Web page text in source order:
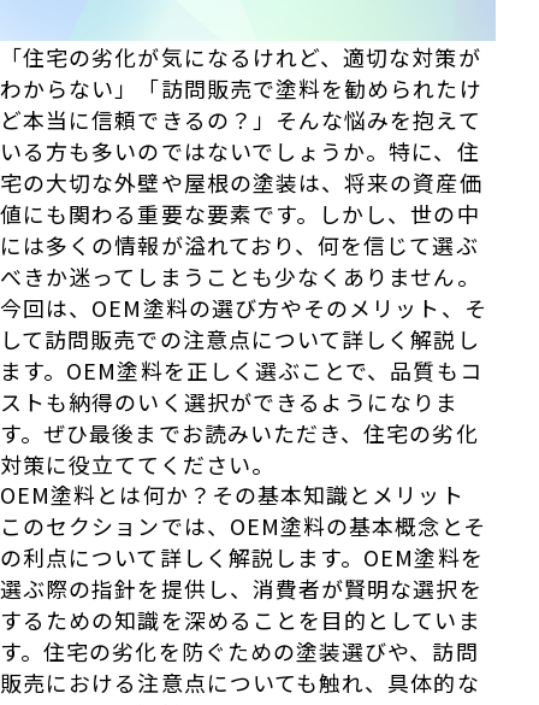
「住宅の劣化が気になるけれど、適切な対策が
わからない」「訪問販売で塗料を勧められたけ
ど本当に信頼できるの？」そんな悩みを抱えて
いる方も多いのではないでしょうか。特に、住
宅の大切な外壁や屋根の塗装は、将来の資産価
値にも関わる重要な要素です。しかし、世の中
には多くの情報が溢れており、何を信じて選ぶ
べきか迷ってしまうことも少なくありません。
今回は、OEM塗料の選び方やそのメリット、そ
して訪問販売での注意点について詳しく解説し
ます。OEM塗料を正しく選ぶことで、品質もコ
ストも納得のいく選択ができるようになりま
す。ぜひ最後までお読みいただき、住宅の劣化
対策に役立ててください。
OEM塗料とは何か？その基本知識とメリット
このセクションでは、OEM塗料の基本概念とそ
の利点について詳しく解説します。OEM塗料を
選ぶ際の指針を提供し、消費者が賢明な選択を
するための知識を深めることを目的としていま
す。住宅の劣化を防ぐための塗装選びや、訪問
販売における注意点についても触れ、具体的な